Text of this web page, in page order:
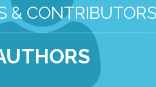
& CONTRIBUTORS